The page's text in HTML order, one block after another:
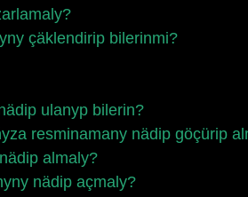
çäklendirip bilerinmi?
ulanyp bilerin?
resminamany nädip göçürip
almaly?
nädip açmaly?